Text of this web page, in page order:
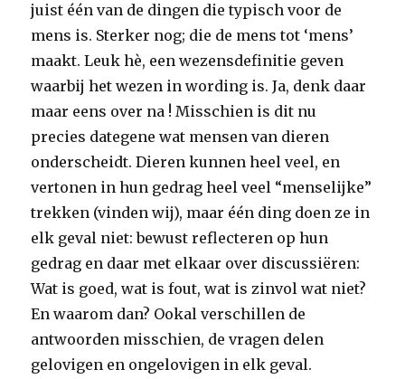
juist één van de dingen die typisch voor de
mens is. Sterker nog; die de mens tot ‘mens’
maakt. Leuk hè, een wezensdefinitie geven
waarbij het wezen in wording is. Ja, denk daar
maar eens over na ! Misschien is dit nu
precies dategene wat mensen van dieren
onderscheidt. Dieren kunnen heel veel, en
vertonen in hun gedrag heel veel “menselijke”
trekken (vinden wij), maar één ding doen ze in
elk geval niet: bewust reflecteren op hun
gedrag en daar met elkaar over discussiëren:
Wat is goed, wat is fout, wat is zinvol wat niet?
En waarom dan? Ookal verschillen de
antwoorden misschien, de vragen delen
gelovigen en ongelovigen in elk geval.